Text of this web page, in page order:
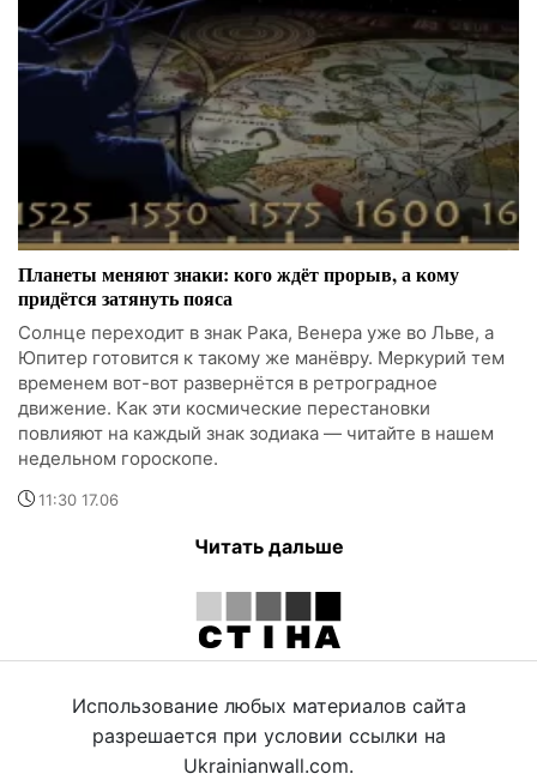
Планеты меняют знаки: кого ждёт прорыв, а кому
придётся затянуть пояса
Солнце переходит в знак Рака, Венера уже во Льве, а
Юпитер готовится к такому же манёвру. Меркурий тем
временем вот-вот развернётся в ретроградное
движение. Как эти космические перестановки
повлияют на каждый знак зодиака — читайте в нашем
недельном гороскопе.
11:30 17.06
Читать дальше
Использование любых материалов сайта
разрешается при условии ссылки на
Ukrainianwall.com.